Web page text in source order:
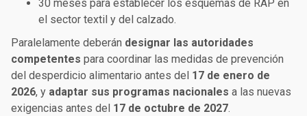
30 meses para establecer los esquemas de RAP en
el sector textil y del calzado.
Paralelamente deberán designar las autoridades
competentes para coordinar las medidas de prevención
del desperdicio alimentario antes del 17 de enero de
2026, y adaptar sus programas nacionales a las nuevas
exigencias antes del 17 de octubre de 2027.